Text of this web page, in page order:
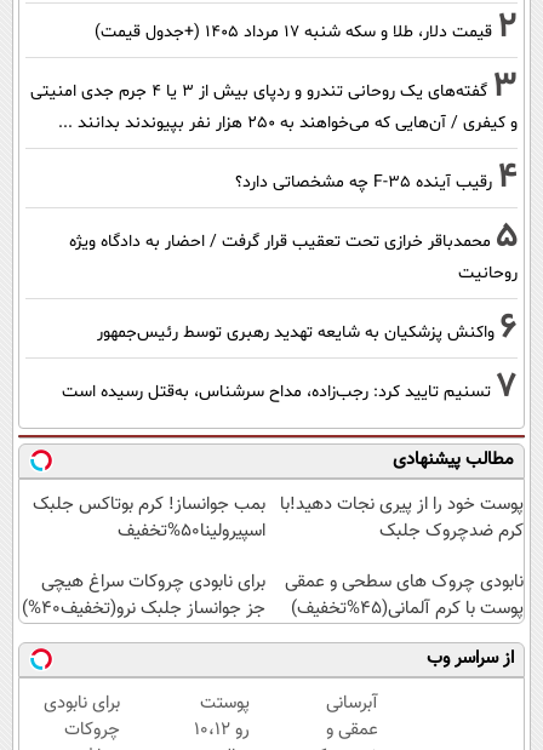
2 قیمت دلار، طلا و سکه شنبه ۱۷ مرداد ۱۴۰۵ (+جدول قیمت)
3
گفته‌های یک روحانی تندرو و ردپای بیش از ۳ یا ۴ جرم جدی امنیتی
و کیفری / آن‌هایی که می‌خواهند به ۲۵۰ هزار نفر بپیوندند بدانند ...
4 رقیب آینده F-35 چه مشخصاتی دارد؟
5 محمدباقر خرازی تحت تعقیب قرار گرفت / احضار به دادگاه ویژه
روحانیت
6 واکنش پزشکیان به شایعه تهدید رهبری توسط رئیس‌جمهور
7 تسنیم تایید کرد: رجب‌زاده، مداح سرشناس، به‌قتل رسیده است
مطالب پیشنهادی
پوست خود را از پیری نجات دهید!با
کرم ضدچروک جلبک
بمب جوانساز! کرم بوتاکس جلبک
اسپیرولینا50%تخفیف
نابودی چروک های سطحی و عمقی
پوست با کرم آلمانی(45%تخفیف)
برای نابودی چروکات سراغ هیچی
جز جوانساز جلبک نرو(تخفیف40%)
از سراسر وب
آبرسانی
عمقی و
پوستت
رو 10،12
برای نابودی
چروکات